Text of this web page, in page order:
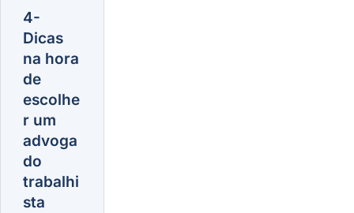
4-
Dicas
na hora
de
escolhe
r um
advoga
do
trabalhi
sta